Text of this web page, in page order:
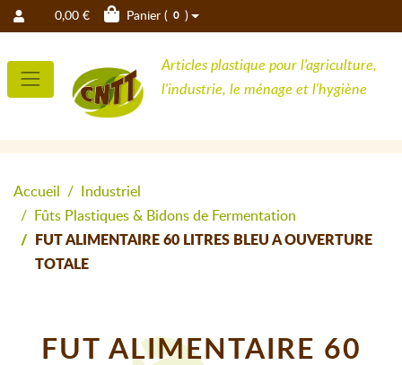
0,00 € Panier ( 0 )
Articles plastique pour l'agriculture,
l'industrie, le ménage et l'hygiène
Accueil
Industriel
Fûts Plastiques & Bidons de Fermentation
FUT ALIMENTAIRE 60 LITRES BLEU A OUVERTURE
TOTALE
FUT ALIMENTAIRE 60